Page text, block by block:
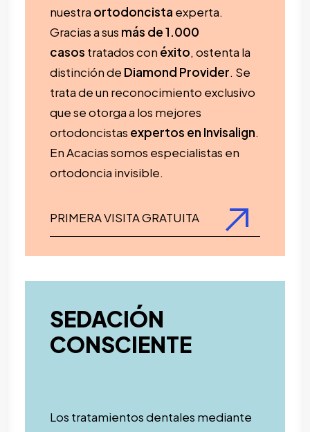
nuestra ortodoncista experta.
Gracias a sus más de 1.000
casos tratados con éxito, ostenta la
distinción de Diamond Provider. Se
trata de un reconocimiento exclusivo
que se otorga a los mejores
ortodoncistas expertos en Invisalign.
En Acacias somos especialistas en
ortodoncia invisible.
PRIMERA VISITA GRATUITA
SEDACIÓN
CONSCIENTE
Los tratamientos dentales mediante